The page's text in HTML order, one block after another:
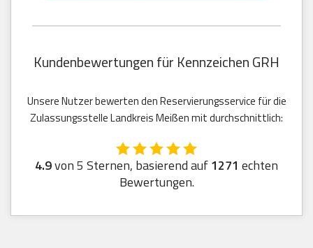
Kundenbewertungen für Kennzeichen GRH
Unsere Nutzer bewerten den Reservierungsservice für die
Zulassungsstelle Landkreis Meißen mit durchschnittlich:
4.9von 5 Sternen, basierend auf1271 echten
Bewertungen.